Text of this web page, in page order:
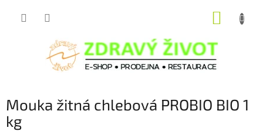
Mouka žitná chlebová PROBIO BIO 1
kg